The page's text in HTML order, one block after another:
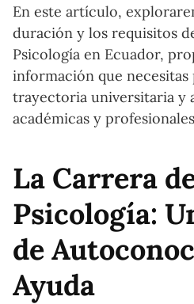
En este artículo,
duración y los requisitos
Psicología en Ecuador,
información que
trayectoria universitaria y
académicas y
La Carrera
Psicología:
de
Ayuda